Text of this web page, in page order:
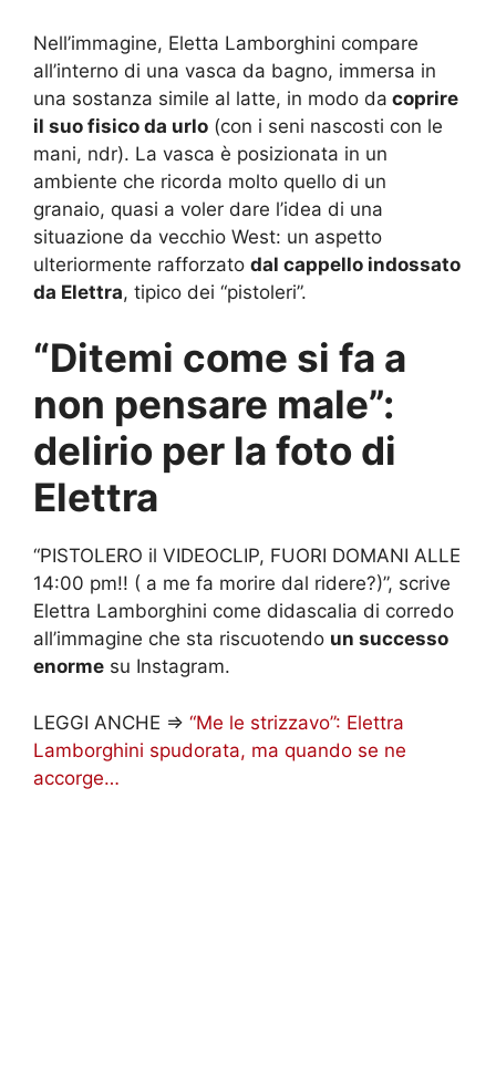
Nell’immagine, Eletta Lamborghini compare
all’interno di una vasca da bagno, immersa in
una sostanza simile al latte, in modo da coprire
il suo fisico da urlo (con i seni nascosti con le
mani, ndr). La vasca è posizionata in un
ambiente che ricorda molto quello di un
granaio, quasi a voler dare l’idea di una
situazione da vecchio West: un aspetto
ulteriormente rafforzato dal cappello indossato
da Elettra, tipico dei “pistoleri”.
“Ditemi come si fa a
non pensare male”:
delirio per la foto di
Elettra
“PISTOLERO il VIDEOCLIP, FUORI DOMANI ALLE
14:00 pm!! ( a me fa morire dal ridere?)”, scrive
Elettra Lamborghini come didascalia di corredo
all’immagine che sta riscuotendo un successo
enorme su Instagram.
LEGGI ANCHE => “Me le strizzavo”: Elettra
Lamborghini spudorata, ma quando se ne
accorge…